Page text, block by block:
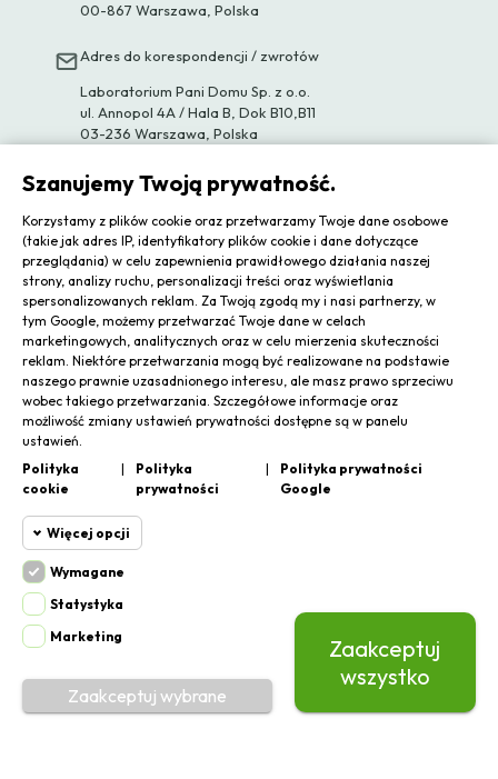
Konto
0
Koszyk
00-867 Warszawa, Polska
Adres do korespondencji / zwrotów
Laboratorium Pani Domu Sp. z o.o.
ul. Annopol 4A / Hala B, Dok B10,B11
03-236 Warszawa, Polska
Kontakt
Nasza firma 
Regulaminy i informacje 
Zapisz się do newslettera
Zgadzam się na przetwarzanie moich danych osobowych
Szanujemy Twoją prywatność.
Korzystamy z plików cookie oraz przetwarzamy Twoje dane osobowe
(takie jak adres IP, identyfikatory plików cookie i dane dotyczące
przeglądania) w celu zapewnienia prawidłowego działania naszej
strony, analizy ruchu, personalizacji treści oraz wyświetlania
spersonalizowanych reklam. Za Twoją zgodą my i nasi partnerzy, w
tym Google, możemy przetwarzać Twoje dane w celach
marketingowych, analitycznych oraz w celu mierzenia skuteczności
reklam. Niektóre przetwarzania mogą być realizowane na podstawie
naszego prawnie uzasadnionego interesu, ale masz prawo sprzeciwu
wobec takiego przetwarzania. Szczegółowe informacje oraz
możliwość zmiany ustawień prywatności dostępne są w panelu
ustawień.
Polityka
cookie
|
Polityka
prywatności
|
Polityka prywatności
Google
Więcej opcji
Wymagane
Wymagane pliki cookie oraz cookie
HttpOnly. Pliki cookie wymagane do
przeglądania witryny i korzystania z jej
podstawowych funkcji. Te pliki cookie są
wymagane do prawidłowego działania
Cookie
Cookie
Wymagane
Statystyka
Marketing
Zaakceptuj wybrane
Zaakceptuj
wszystko
Odstąp od umowy tutaj